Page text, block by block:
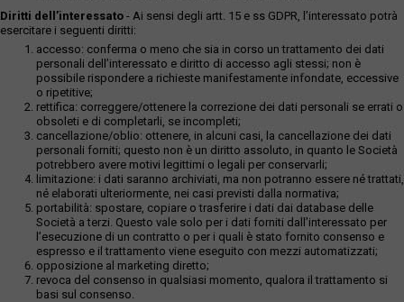
Diritti dell’interessato - Ai sensi degli artt. 15 e ss GDPR, l’interessato potrà
esercitare i seguenti diritti:
accesso: conferma o meno che sia in corso un trattamento dei dati
personali dell’interessato e diritto di accesso agli stessi; non è
possibile rispondere a richieste manifestamente infondate, eccessive
o ripetitive;
rettifica: correggere/ottenere la correzione dei dati personali se errati o
obsoleti e di completarli, se incompleti;
cancellazione/oblio: ottenere, in alcuni casi, la cancellazione dei dati
personali forniti; questo non è un diritto assoluto, in quanto le Società
potrebbero avere motivi legittimi o legali per conservarli;
limitazione: i dati saranno archiviati, ma non potranno essere né trattati,
né elaborati ulteriormente, nei casi previsti dalla normativa;
portabilità: spostare, copiare o trasferire i dati dai database delle
Società a terzi. Questo vale solo per i dati forniti dall’interessato per
l’esecuzione di un contratto o per i quali è stato fornito consenso e
espresso e il trattamento viene eseguito con mezzi automatizzati;
opposizione al marketing diretto;
revoca del consenso in qualsiasi momento, qualora il trattamento si
basi sul consenso.